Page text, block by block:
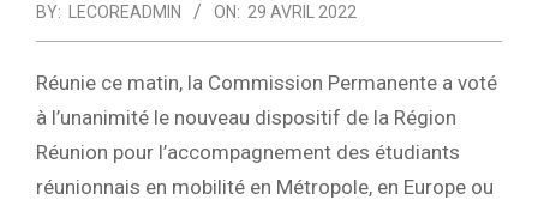
BY: LECOREADMIN ON: 29 AVRIL 2022
Réunie ce matin, la Commission Permanente a voté
à l’unanimité le nouveau dispositif de la Région
Réunion pour l’accompagnement des étudiants
réunionnais en mobilité en Métropole, en Europe ou